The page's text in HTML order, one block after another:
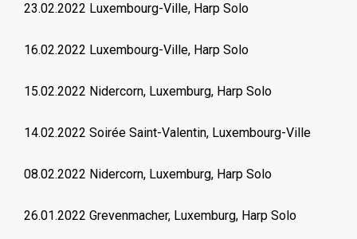
23.02.2022 Luxembourg-Ville, Harp Solo
16.02.2022 Luxembourg-Ville, Harp Solo
15.02.2022 Nidercorn, Luxemburg, Harp Solo
14.02.2022 Soirée Saint-Valentin, Luxembourg-Ville
08.02.2022 Nidercorn, Luxemburg, Harp Solo
26.01.2022 Grevenmacher, Luxemburg, Harp Solo